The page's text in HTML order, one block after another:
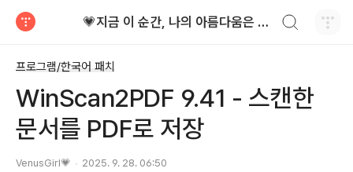
💗지금 이 순간, 나의 아름다움은 가장 빛난다!
프로그램/한국어 패치
WinScan2PDF 9.41 - 스캔한
문서를 PDF로 저장
VenusGirl💗 2025. 9. 28. 06:50